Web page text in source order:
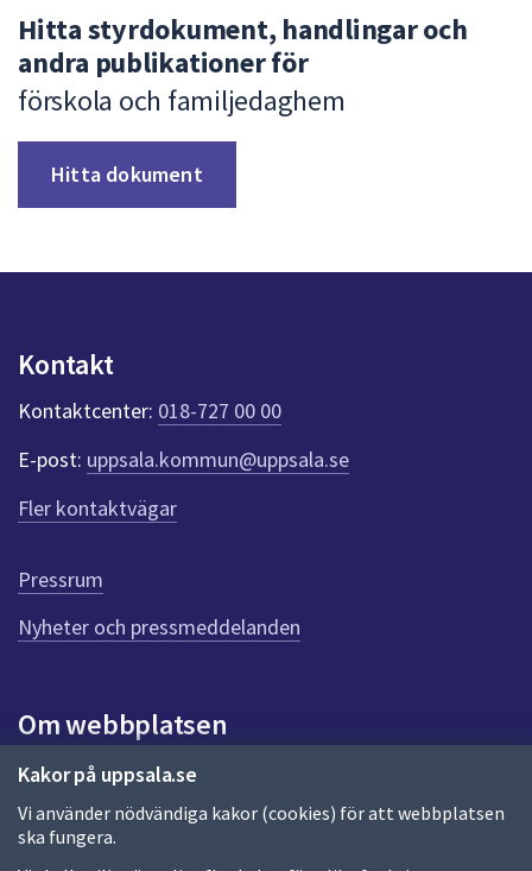
Kakor på uppsala.se
Vi använder nödvändiga kakor (cookies) för att webbplatsen
ska fungera.
Hitta styrdokument, handlingar och
andra publikationer för
förskola och familjedaghem
Hitta dokument
Kontakt
Kontaktcenter: 018-727 00 00
E-post: uppsala.kommun@uppsala.se
Fler kontaktvägar
Pressrum
Nyheter och pressmeddelanden
Om webbplatsen
Om webbplatsen
Allmänna handlingar och diarium
Behandling av personuppgifter